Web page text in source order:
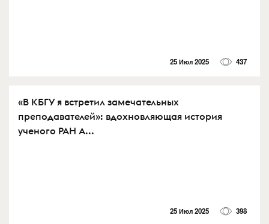
25 Июл 2025 437
«В КБГУ я встретил замечательных
преподавателей»: вдохновляющая история
ученого РАН А...
25 Июл 2025 398